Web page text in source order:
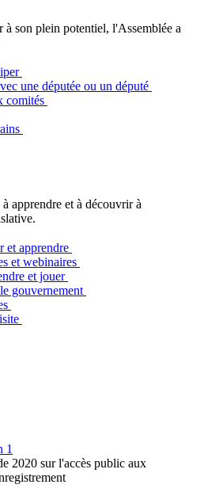
à son plein potentiel, l'Assemblée a
une députée ou un député
comités
apprendre et à découvrir à
et apprendre
et webinaires
et jouer
gouvernement
1
2020 sur l'accès public aux